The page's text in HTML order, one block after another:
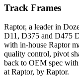
Track Frames
Raptor, a leader in
D11, D375 and D475
with in-house Raptor
quality control, pivot
back to OEM spec
at Raptor, by Raptor.